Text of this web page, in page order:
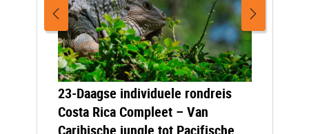
23-Daagse individuele rondreis
Costa Rica Compleet – Van
Caribische jungle tot Pacifische